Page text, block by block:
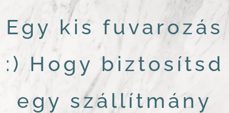
Egy kis fuvarozás
:) Hogy biztosítsd
egy szállítmány